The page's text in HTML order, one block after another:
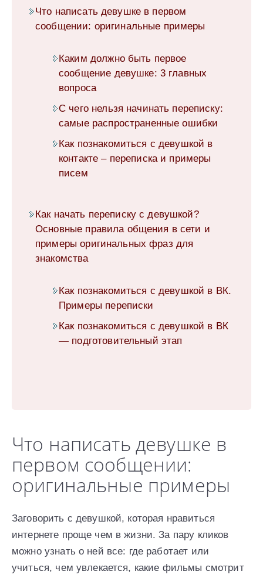
Что написать девушке в первом
сообщении: оригинальные примеры
Каким должно быть первое
сообщение девушке: 3 главных
вопроса
С чего нельзя начинать переписку:
самые распространенные ошибки
Как познакомиться с девушкой в
контакте – переписка и примеры
писем
Как начать переписку с девушкой?
Основные правила общения в сети и
примеры оригинальных фраз для
знакомства
Как познакомиться с девушкой в ВК.
Примеры переписки
Как познакомиться с девушкой в ВК
— подготовительный этап
Что написать девушке в
первом сообщении:
оригинальные примеры
Заговорить с девушкой, которая нравиться
интернете проще чем в жизни. За пару кликов
можно узнать о ней все: где работает или
учиться, чем увлекается, какие фильмы смотрит